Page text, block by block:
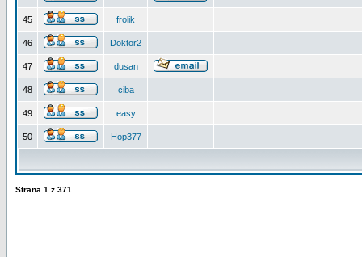
45 frolik
46 Doktor2
47 dusan
48 ciba
49 easy
50 Hop377
Strana 1 z 371